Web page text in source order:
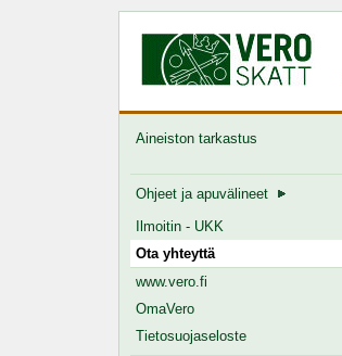
Aineiston tarkastus
Ohjeet ja apuvälineet
Ilmoitin - UKK
Ota yhteyttä
www.vero.fi
OmaVero
Tietosuojaseloste